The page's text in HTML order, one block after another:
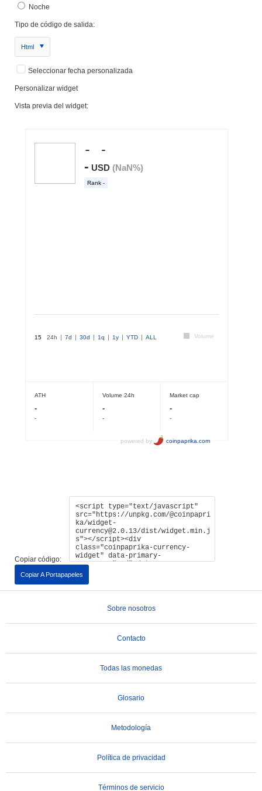
Noche
Tipo de código de salida:
Html
Seleccionar fecha personalizada
Personalizar widget
Vista previa del widget:
Copiar código:
Copiar A Portapapeles
Sobre nosotros
Contacto
Todas las monedas
Glosario
Metodología
Política de privacidad
Términos de servicio